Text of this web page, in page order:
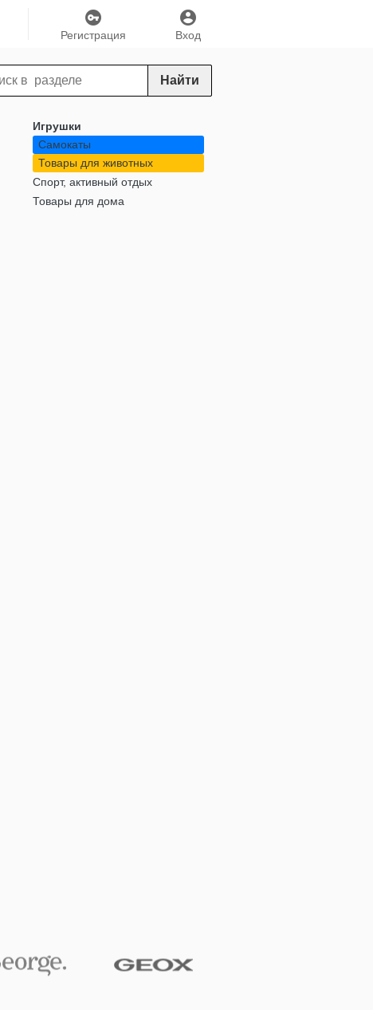
Вход
Регистрация
Найти
Игрушки
Самокаты
Товары для животных
Спорт, активный отдых
Товары для дома